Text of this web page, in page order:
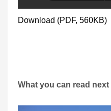
Download (PDF, 560KB)
What you can read next